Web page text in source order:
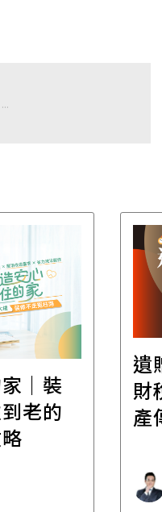
｜裝
老的
遺
財
產